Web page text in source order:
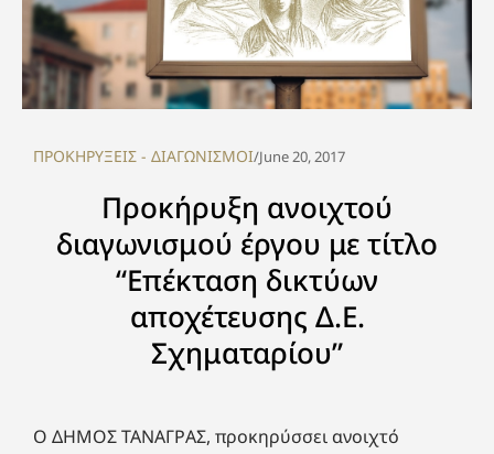
ΠΡΟΚΗΡΥΞΕΙΣ - ΔΙΑΓΩΝΙΣΜΟΙ/June 20, 2017
Προκήρυξη ανοιχτού
διαγωνισμού έργου με τίτλο
“Επέκταση δικτύων
αποχέτευσης Δ.Ε.
Σχηματαρίου”
Ο ΔΗΜΟΣ ΤΑΝΑΓΡΑΣ, προκηρύσσει ανοιχτό